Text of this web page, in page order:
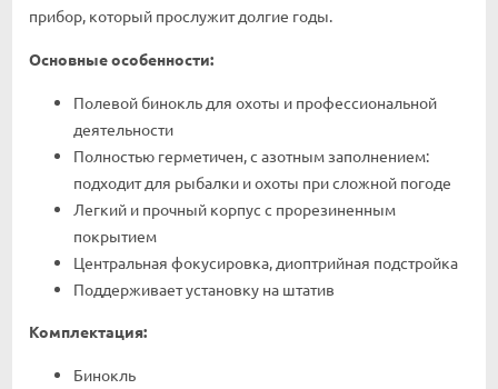
прибор, который прослужит долгие годы.
Основные особенности:
Полевой бинокль для охоты и профессиональной
деятельности
Полностью герметичен, с азотным заполнением:
подходит для рыбалки и охоты при сложной погоде
Легкий и прочный корпус с прорезиненным
покрытием
Центральная фокусировка, диоптрийная подстройка
Поддерживает установку на штатив
Комплектация:
Бинокль